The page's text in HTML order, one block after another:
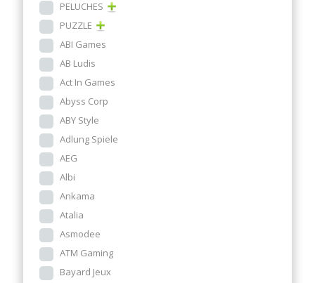
PELUCHES
PUZZLE
ABI Games
AB Ludis
Act In Games
Abyss Corp
ABY Style
Adlung Spiele
AEG
Albi
Ankama
Atalia
Asmodee
ATM Gaming
Bayard Jeux